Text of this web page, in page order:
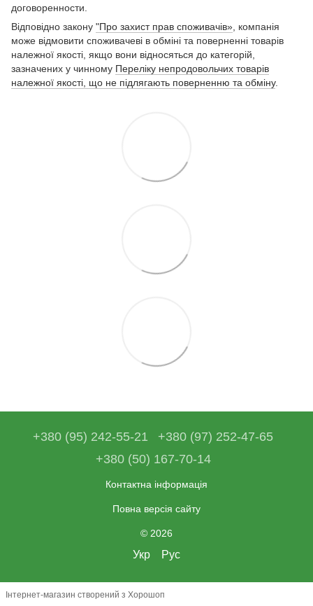
договоренности.
Відповідно закону "Про захист прав споживачів» , компанія
може відмовити споживачеві в обміні та поверненні товарів
належної якості, якщо вони відносяться до категорій,
зазначених у чинному Переліку непродовольчих товарів
належної якості, що не підлягають поверненню та обміну.
+380 (95) 242-55-21
+380 (97) 252-47-65
+380 (50) 167-70-14
Контактна інформація
Повна версія сайту
© 2026
Укр Рус
Інтернет-магазин створений з Хорошоп